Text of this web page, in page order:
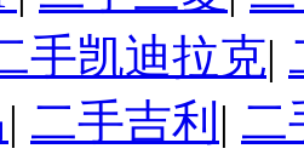
手凯迪拉克|
| 二手吉利 | 二